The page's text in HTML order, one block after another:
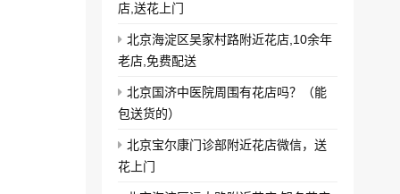
店,送花上门
北京海淀区吴家村路附近花店,10余年
老店,免费配送
北京国济中医院周围有花店吗？（能
包送货的）
北京宝尔康门诊部附近花店微信，送
花上门